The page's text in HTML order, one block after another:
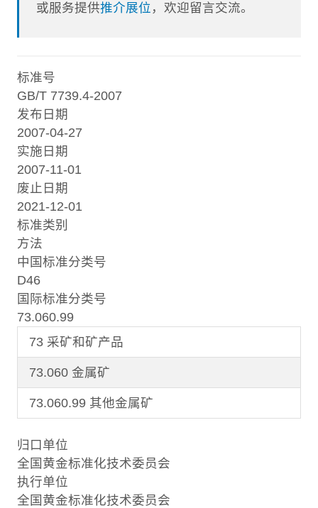
或服务提供推介展位 ，欢迎留言交流。
标准号
GB/T 7739.4-2007
发布日期
2007-04-27
实施日期
2007-11-01
废止日期
2021-12-01
标准类别
方法
中国标准分类号
D46
国际标准分类号
73.060.99
73 采矿和矿产品
73.060 金属矿
73.060.99 其他金属矿
归口单位
全国黄金标准化技术委员会
执行单位
全国黄金标准化技术委员会